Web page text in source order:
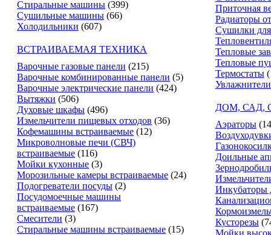
Стиральные машины (399)
Сушильные машины (66)
Холодильники (607)
ВСТРАИВАЕМАЯ ТЕХНИКА
Варочные газовые панели (215)
Варочные комбинированные панели (5)
Варочные электрические панели (424)
Вытяжки (506)
Духовые шкафы (496)
Измельчители пищевых отходов (36)
Кофемашины встраиваемые (12)
Микроволновые печи (СВЧ)
встраиваемые (116)
Мойки кухонные (3)
Морозильные камеры встраиваемые (24)
Подогреватели посуды (2)
Посудомоечные машины
встраиваемые (167)
Смесители (3)
Стиральные машины встраиваемые (15)
Приточная
Радиаторы
Сушилки
Тепловые
Тепловые
Термостаты
ДОМ, САД,
Аэраторы
Доильные
Инкубаторы
Кусторезы
Мойки